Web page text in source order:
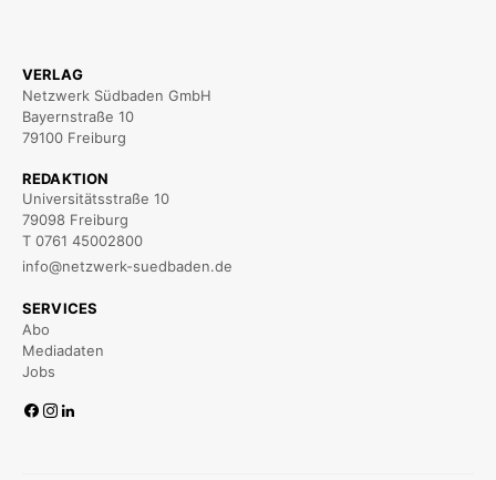
VERLAG
Netzwerk Südbaden GmbH
Bayernstraße 10
79100 Freiburg
REDAKTION
Universitätsstraße 10
79098 Freiburg
T 0761 45002800
info@netzwerk-suedbaden.de
SERVICES
Abo
Mediadaten
Jobs